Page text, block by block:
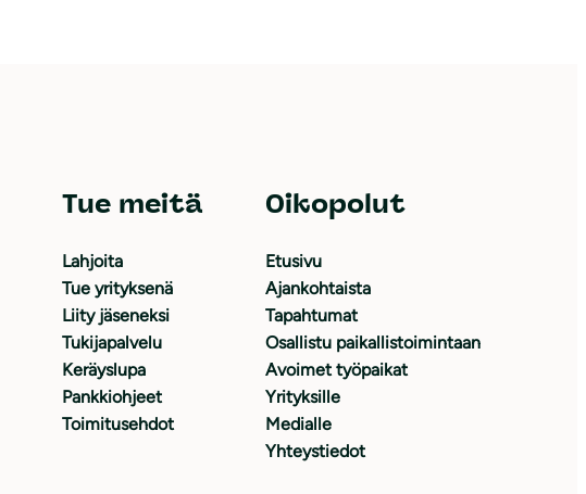
Tue meitä
Lahjoita
Tue yrityksenä
Liity jäseneksi
Tukijapalvelu
Keräyslupa
Pankkiohjeet
Toimitusehdot
Oikopolut
Etusivu
Ajankohtaista
Tapahtumat
Osallistu paikallistoimintaan
Avoimet työpaikat
Yrityksille
Medialle
Yhteystiedot